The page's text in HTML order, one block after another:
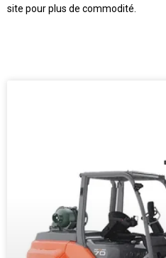
site pour plus de commodité.